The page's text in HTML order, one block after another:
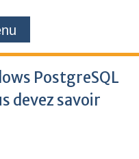
PostgreSQL
devez savoir